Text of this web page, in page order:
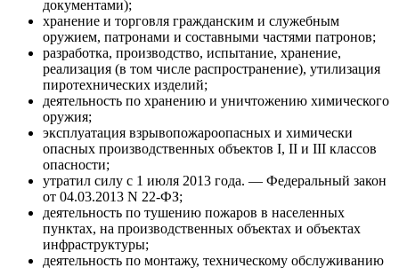
документами);
хранение и торговля гражданским и служебным
оружием, патронами и составными частями патронов;
разработка, производство, испытание, хранение,
реализация (в том числе распространение), утилизация
пиротехнических изделий;
деятельность по хранению и уничтожению химического
оружия;
эксплуатация взрывопожароопасных и химически
опасных производственных объектов I, II и III классов
опасности;
утратил силу с 1 июля 2013 года. — Федеральный закон
от 04.03.2013 N 22-ФЗ;
деятельность по тушению пожаров в населенных
пунктах, на производственных объектах и объектах
инфраструктуры;
деятельность по монтажу, техническому обслуживанию